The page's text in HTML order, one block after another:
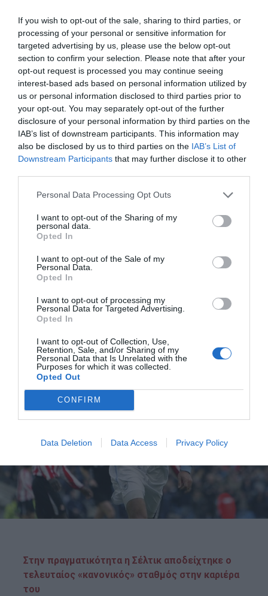
If you wish to opt-out of the sale, sharing to third parties, or
processing of your personal or sensitive information for
targeted advertising by us, please use the below opt-out
section to confirm your selection. Please note that after your
opt-out request is processed you may continue seeing
interest-based ads based on personal information utilized by
us or personal information disclosed to third parties prior to
your opt-out. You may separately opt-out of the further
disclosure of your personal information by third parties on the
IAB’s list of downstream participants. This information may
also be disclosed by us to third parties on the IAB’s List of
Downstream Participants that may further disclose it to other
Personal Data Processing Opt Outs
I want to opt-out of the Sharing of my
personal data.
Opted In
I want to opt-out of the Sale of my
Personal Data.
Opted In
I want to opt-out of processing my
Personal Data for Targeted Advertising.
Opted In
I want to opt-out of Collection, Use,
Retention, Sale, and/or Sharing of my
Personal Data that Is Unrelated with the
Purposes for which it was collected.
Opted Out
CONFIRM
Data Deletion Data Access Privacy Policy
Λίγο μετά την έναρξη της σεζόν, τα δεδομένα είχαν
αλλάξει. «Υπάρχει μεγάλη διαφορά στον παίκτη που
βλέπω τώρα με τον παίκτη που βρήκα εδώ τον Ιούλιο. Ο
Γιώργος είναι πιο αφοσιωμένος σε τακτικό επίπεδο.
Είναι πνευματικά πολύ ισχυρός και η νοοτροπία του
δείχνει να είναι… “αυτός ο βλάκας Σουηδός δεν θα με
βάλει να παίξω”. Θέλει να αποδείξει ότι έχουμε κάνει
λάθος με την περίπτωση του και είναι καλό να έχουμε
παίκτες που σκέφτονται έτσι», δήλωνε ο Έρικσον,
κάνοντας παράλληλα λόγο για έναν «πολύ καλό σέντερ
φορ, με ιδιαίτερη ικανότητα στο ψηλό παιχνίδι».
κάτι άλλο που ο Γιώργος φαίνεται ότι δεν
σπουδαιολόγησε. «Αυτό που πρέπει να κάνει είναι να
αποφασίσει τι είδους παίκτης θέλει να είναι. Δεν πρέπει
να επιδίδεται τόσο πολύ σε ντρίμπλες, αλλά να
χρησιμοποιήσει περισσότερο τη φυσική δύναμη του».
Στην πραγματικότητα η Σέλτικ αποδείχτηκε ο
τελευταίος «κανονικός» σταθμός στην καριέρα
του